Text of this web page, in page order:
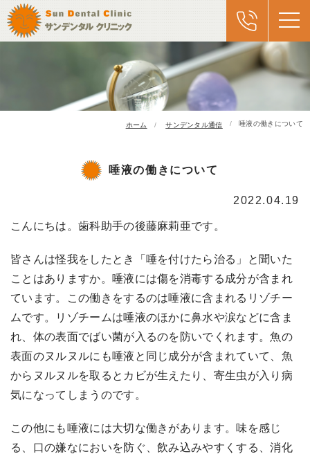
ホーム サンデンタル通信 唾液の働きについて
唾液の働きについて
2022.04.19
こんにちは。歯科助手の後藤麻莉亜です。
皆さんは怪我をしたとき「唾を付けたら治る」と聞いた
ことはありますか。唾液には傷を消毒する成分が含まれ
ています。この働きをするのは唾液に含まれるリゾチー
ムです。リゾチームは唾液のほかに鼻水や涙などに含ま
れ、体の表面でばい菌が入るのを防いでくれます。魚の
表面のヌルヌルにも唾液と同じ成分が含まれていて、魚
からヌルヌルを取るとカビが生えたり、寄生虫が入り病
気になってしまうのです。
この他にも唾液には大切な働きがあります。味を感じ
る、口の嫌なにおいを防ぐ、飲み込みやすくする、消化